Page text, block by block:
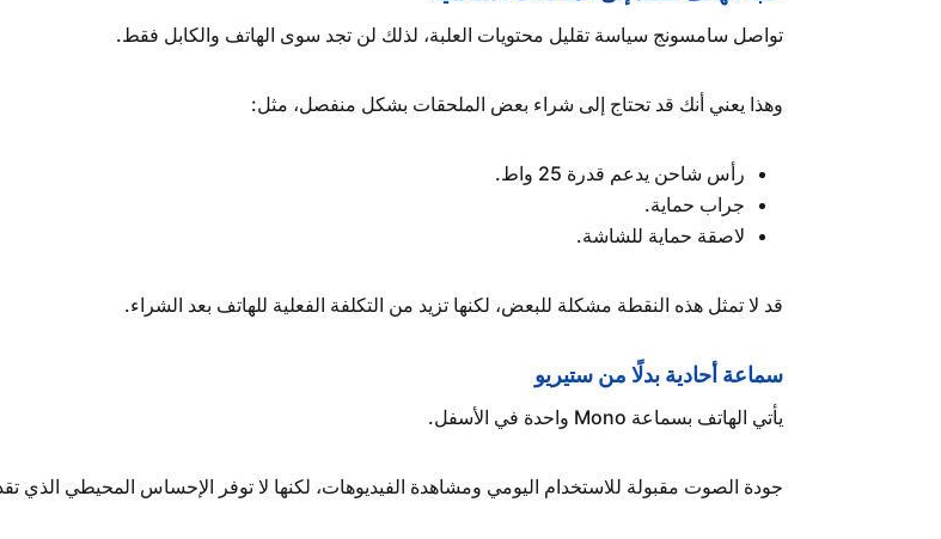
تواصل سامسونج سياسة تقليل محتويات العلبة، لذلك لن تجد سوى الهاتف والكابل فقط.
وهذا يعني أنك قد تحتاج إلى شراء بعض الملحقات بشكل منفصل، مثل:
رأس شاحن يدعم قدرة 25 واط.
جراب حماية.
لاصقة حماية للشاشة.
قد لا تمثل هذه النقطة مشكلة للبعض، لكنها تزيد من التكلفة الفعلية للهاتف بعد الشراء.
سماعة أحادية بدلًا من ستيريو
يأتي الهاتف بسماعة Mono واحدة في الأسفل.
جودة الصوت مقبولة للاستخدام اليومي ومشاهدة الفيديوهات، لكنها لا توفر الإحساس المحيطي الذي